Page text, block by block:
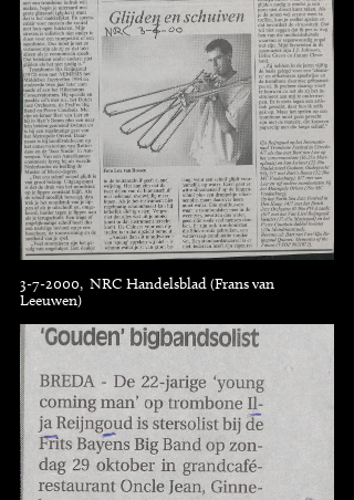
3-7-2000, NRC Handelsblad (Frans van
Leeuwen)